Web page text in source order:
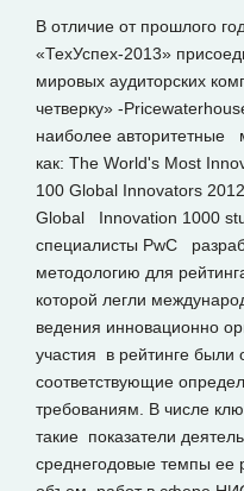
В отличие от прошлого
«ТехУспех-2013»
мировых аудиторских
четверку» -
наиболее авторитетные
как: The World's Most
100 Global Innovators
Global Innovation 1000
специалисты PwC
методологию для
которой легли
ведения инновационно
участия в рейтинге были
соответствующие
требованиям. В числе
такие показатели
среднегодовые темпы ее